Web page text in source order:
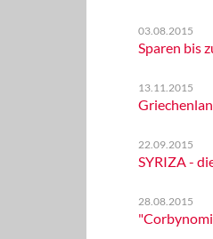
03.08.2015
Sparen bis
13.11.2015
22.09.2015
SYRIZA -
28.08.2015